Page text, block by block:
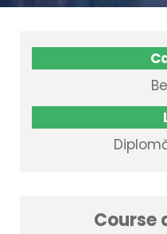
Course